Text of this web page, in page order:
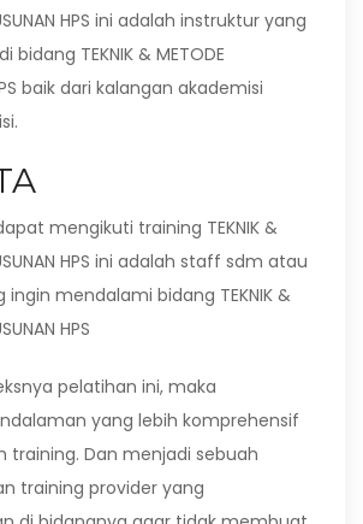
HPS ini adalah instruktur yang
TEKNIK & METODE
baik dari kalangan akademisi
mengikuti training TEKNIK &
HPS ini adalah staff sdm atau
ingin mendalami bidang TEKNIK &
HPS
pelatihan ini, maka
yang lebih komprehensif
training. Dan menjadi sebuah
training provider yang